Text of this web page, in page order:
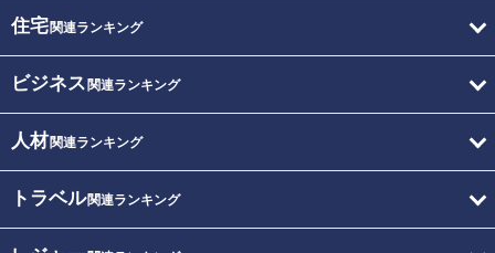
住宅関連ランキング
ビジネス 関連ランキング
人材関連ランキング
トラベル関連ランキング